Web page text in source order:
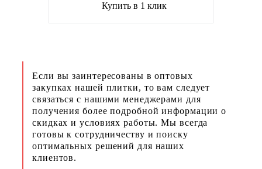
Купить в 1 клик
Если вы заинтересованы в оптовых
закупках нашей плитки, то вам следует
связаться с нашими менеджерами для
получения более подробной информации о
скидках и условиях работы. Мы всегда
готовы к сотрудничеству и поиску
оптимальных решений для наших
клиентов.